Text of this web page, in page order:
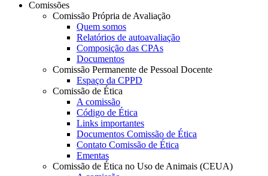
Comissões
Comissão Própria de Avaliação
Quem somos
Relatórios de autoavaliação
Composição das CPAs
Documentos
Comissão Permanente de Pessoal Docente
Espaço da CPPD
Comissão de Ética
A comissão
Código de Ética
Links importantes
Documentos Comissão de Ética
Contato Comissão de Ética
Ementas
Comissão de Ética no Uso de Animais (CEUA)